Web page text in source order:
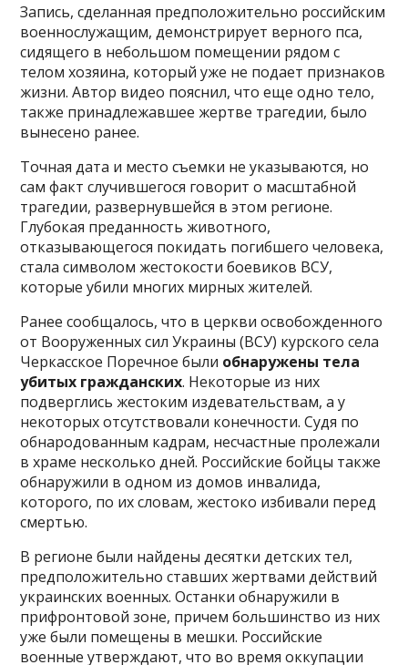
Запись, сделанная предположительно российским
военнослужащим, демонстрирует верного пса,
сидящего в небольшом помещении рядом с
телом хозяина, который уже не подает признаков
жизни. Автор видео пояснил, что еще одно тело,
также принадлежавшее жертве трагедии, было
вынесено ранее.
Точная дата и место съемки не указываются, но
сам факт случившегося говорит о масштабной
трагедии, развернувшейся в этом регионе.
Глубокая преданность животного,
отказывающегося покидать погибшего человека,
стала символом жестокости боевиков ВСУ,
которые убили многих мирных жителей.
Ранее сообщалось, что в церкви освобожденного
от Вооруженных сил Украины (ВСУ) курского села
Черкасское Поречное были обнаружены тела
убитых гражданских. Некоторые из них
подверглись жестоким издевательствам, а у
некоторых отсутствовали конечности. Судя по
обнародованным кадрам, несчастные пролежали
в храме несколько дней. Российские бойцы также
обнаружили в одном из домов инвалида,
которого, по их словам, жестоко избивали перед
смертью.
В регионе были найдены десятки детских тел,
предположительно ставших жертвами действий
украинских военных. Останки обнаружили в
прифронтовой зоне, причем большинство из них
уже были помещены в мешки. Российские
военные утверждают, что во время оккупации